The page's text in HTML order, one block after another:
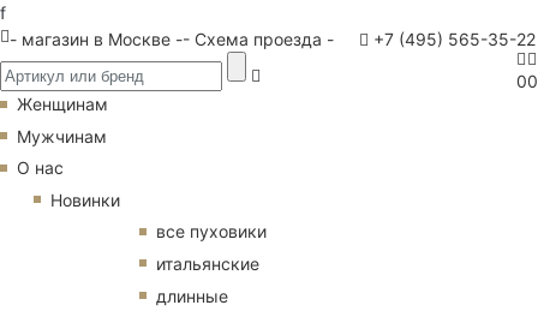
f
- магазин в Москве -- Схема проезда - +7 (495) 565-35-22
00
Женщинам
Мужчинам
О нас
Новинки
все пуховики
итальянские
длинные